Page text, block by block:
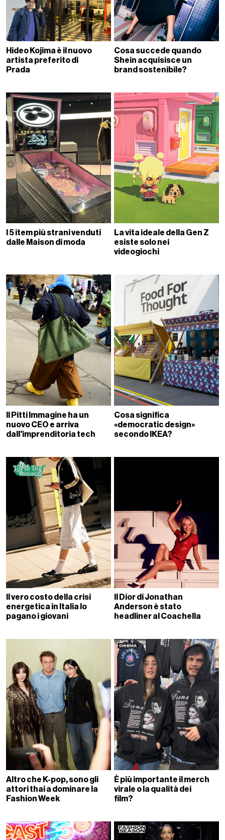
Hideo Kojima è il nuovo
artista preferito di
Prada
Cosa succede quando
Shein acquisisce un
brand sostenibile?
I 5 item più strani venduti
dalle Maison di moda
La vita ideale della Gen Z
esiste solo nei
videogiochi
Il Pitti Immagine ha un
nuovo CEO e arriva
dall'imprenditoria tech
Cosa significa
«democratic design»
secondo IKEA?
Il vero costo della crisi
energetica in Italia lo
pagano i giovani
Il Dior di Jonathan
Anderson è stato
headliner al Coachella
Altro che K-pop, sono gli
attori thai a dominare la
Fashion Week
È più importante il merch
virale o la qualità dei
film?